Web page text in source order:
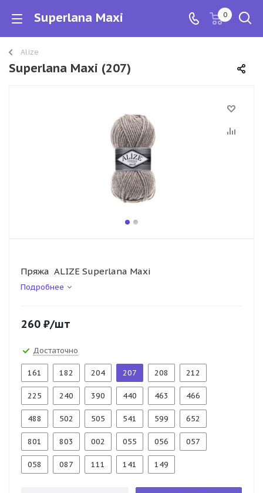
Superlana Maxi 0
Alize
Superlana Maxi (207)
Пряжа ALIZE Superlana Maxi
Подробнее
260 ₽/шт
Достаточно
161 182 204 207 208 212
225 240 390 440 463 466
488 502 505 541 599 652
801 803 002 055 056 057
058 087 111 141 149